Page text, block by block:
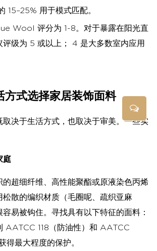
15–25% 用于模式匹配。
Wool 评分为 1-8。对于暴露在阳光直
评级为 5 或以上； 4 是大多数室内应用
方式选择家居装饰面料
取决于生活方式，也取决于审美。一些实
庭
的超细纤维、高性能聚酯或原液染色丙烯
松散的编织材质（毛圈呢、疏织亚麻
易被钩住。寻找具有以下特征的面料：
AATCC 118（防油性）和 AATCC
得最大程度的保护。